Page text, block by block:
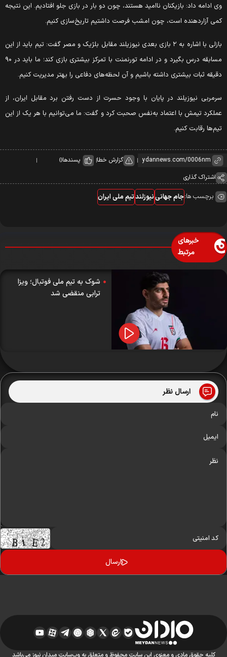
ادامه داد: بازیکنان ناامید هستند، چون دو بار در بازی جلو افتادیم. این نتیجه
آزاردهنده است، چون امشب فرصت داشتیم تاریخ‌سازی کنیم.
بازلی با اشاره به ۲ بازی بعدی نیوزیلند مقابل بلژیک و مصر گفت: تیم باید از این
مسابقه درس بگیرد و در ادامه تورنمنت با تمرکز بیشتری بازی کند؛ ما باید در ۹۰
ثبات بیشتری داشته باشیم و آن لحظه‌های دفاعی را بهتر مدیریت کنیم.
نیوزیلند در پایان با وجود حسرت از دست رفتن برد مقابل ایران، از
تیمش با اعتماد به‌نفس صحبت کرد و گفت: ما می‌توانیم با هر یک از این
رقابت کنیم.
گزارش خطا پسندها0
اشتراک گذاری
برچسب ها:جام جهانینیوزلندتیم ملی ایران
خبرهای
مرتبط
شوک به تیم ملی فوتبال؛ ویزا
ترابی منقضی شد
ارسال نظر
کلیه حقوق مادی و معنوی این سایت محفوظ و متعلق به وب‌سایت میدان نیوز می‌باشد